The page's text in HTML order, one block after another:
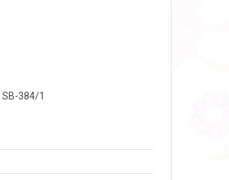
SB-384/1